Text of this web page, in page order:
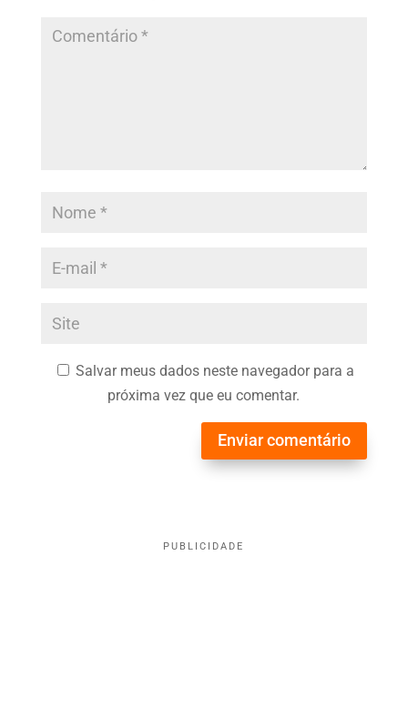
Salvar meus dados neste navegador para a
próxima vez que eu comentar.
Enviar comentário
PUBLICIDADE